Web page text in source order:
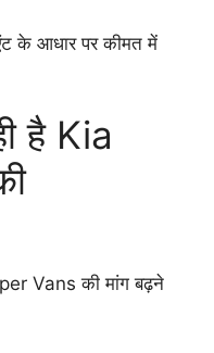
के आधार पर कीमत में
है Kia
Vans की मांग बढ़ने